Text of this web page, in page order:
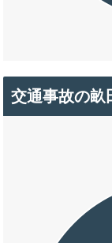
交通事故の畝